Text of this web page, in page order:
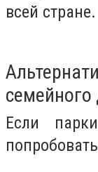
всей стране.
семейного
Если